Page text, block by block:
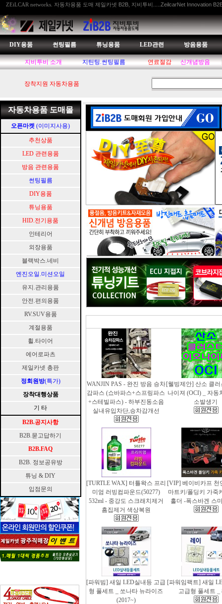
ZEiLCAR networks. 자동차용품 도매 제일카넷 B2B, 지비투비.....ZeilcarNet Innovation
DIY용품 썬팅필름 튜닝용품 LED관련 방음용품
지비투비 소개 지틴팅.썬팅필름 연료절감 신개념방음
장착지원 자동차용품
자동차용품 도매몰
오픈마켓 (이미지사용)
추천상품
LED 관련용품
방음 관련용품
썬팅필름
DIY용품
튜닝용품
HID.전기용품
인테리어
외장용품
블랙박스.네비
엔진오일.미션오일
유지.관리용품
안전.편의용품
RV.SUV용품
계절용품
휠.타이어
에어로파츠
제일카넷 총판
정회원방(특가)
장착대행상품
기 타
B2B.공지사항
B2B.묻고답하기
B2B.FAQ
B2B. 정보공유방
튜닝 & DIY
입점문의
WANJIN PAS - 완진 방음 승차
감파스 (쇼바파스+스프링파스
+스테빌파스) - 하부진동소음
실내유입차단,승차감개선
[웰빙제안] 산소 클
나이져 (OCI) _ 자동
소발생기
[TURTLE WAX] 터틀왁스 프리
미엄 러빙컴파운드(50277)
532ml - 중강도 스크래치제거
흠집제거 색상복원
[VIP] 베이비카프 천
마트키/폴딩키 가죽
홀더 -폭스바겐 스
[파워빔] 새일 LED실내등 고급
형 풀세트 _ 쏘나타 뉴라이즈
(2017~)
[파워임팩트] 새일
고급형 풀세트 _